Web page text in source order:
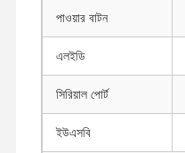
পাওয়ার বাটন
এলইডি
সিরিয়াল পোর্ট
ইউএসবি